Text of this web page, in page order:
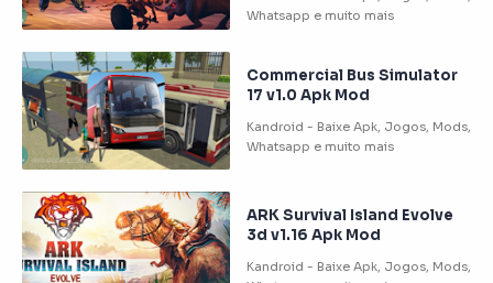
Commercial Bus Simulator
17 v1.0 Apk Mod
ARK Survival Island Evolve
3d v1.16 Apk Mod